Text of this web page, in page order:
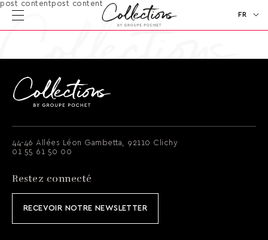
FR
post contentpost content
44-46 Allées Léon Gambetta, 92110 Clichy
01 55 61 50 00
Restez connecté
RECEVOIR NOTRE NEWSLETTER